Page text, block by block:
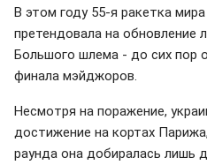
В этом году 55-я ракетка
претендовала на обновление
Большого шлема - до сих пор
финала мэйджоров.
Несмотря на поражение,
достижение на кортах
раунда она добиралась лишь